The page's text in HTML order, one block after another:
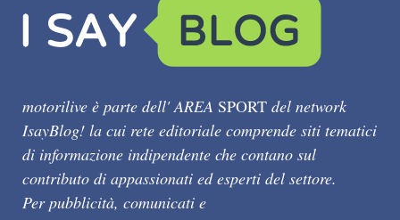
motorilive è parte dell' AREA SPORT del network
IsayBlog! la cui rete editoriale comprende siti tematici
di informazione indipendente che contano sul
contributo di appassionati ed esperti del settore.
Per pubblicità, comunicati e